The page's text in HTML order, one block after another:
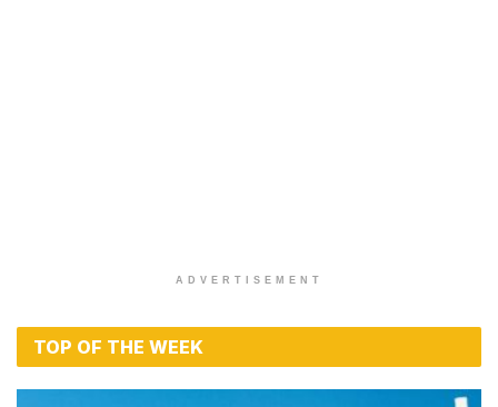
ADVERTISEMENT
TOP OF THE WEEK